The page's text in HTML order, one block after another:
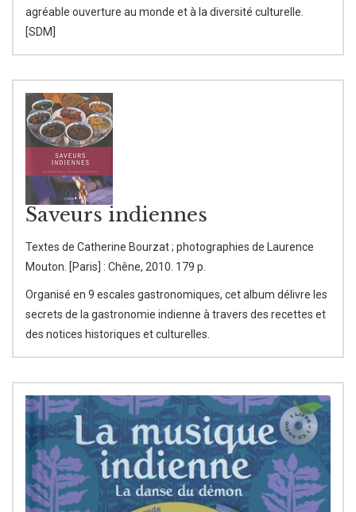
agréable ouverture au monde et à la diversité culturelle.
[SDM]
Saveurs indiennes
Textes de Catherine Bourzat ; photographies de Laurence
Mouton. [Paris] : Chêne, 2010. 179 p.
Organisé en 9 escales gastronomiques, cet album délivre les
secrets de la gastronomie indienne à travers des recettes et
des notices historiques et culturelles.